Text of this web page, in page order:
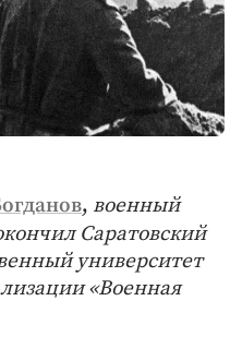
, военный
Саратовский
университет
«Военная